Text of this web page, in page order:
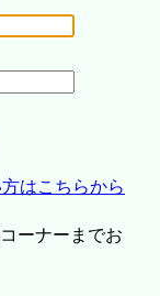
はこちらから
ーナーまでお